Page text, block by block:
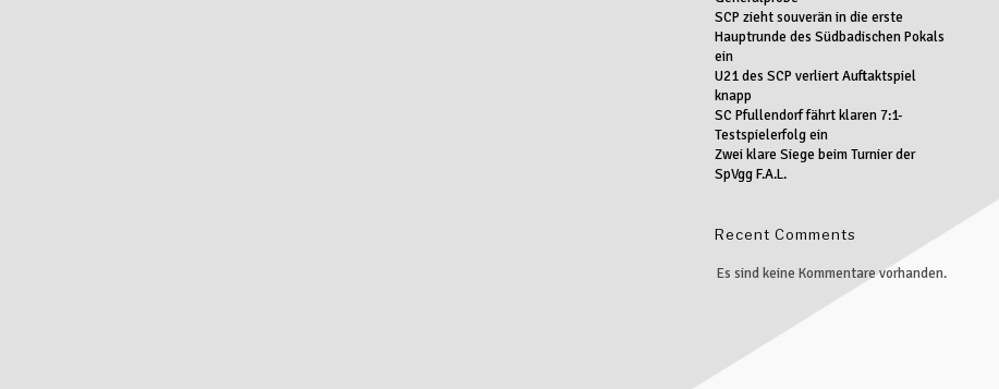
SCP zieht souverän in die erste
Hauptrunde des Südbadischen Pokals
ein
U21 des SCP verliert Auftaktspiel
knapp
SC Pfullendorf fährt klaren 7:1-
Testspielerfolg ein
Zwei klare Siege beim Turnier der
SpVgg F.A.L.
Recent Comments
Es sind keine Kommentare vorhanden.